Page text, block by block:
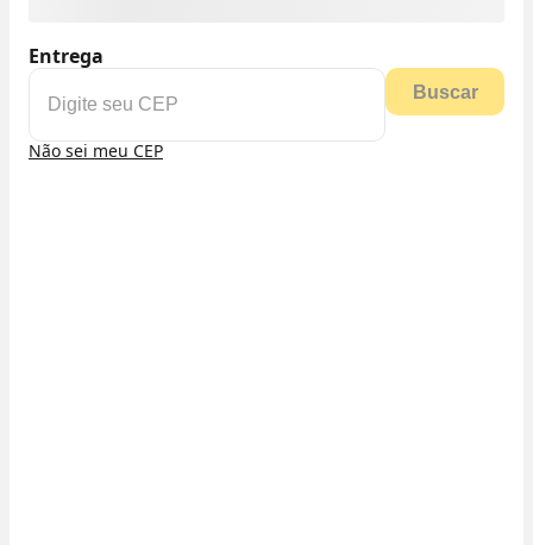
Entrega
Buscar
Não sei meu CEP